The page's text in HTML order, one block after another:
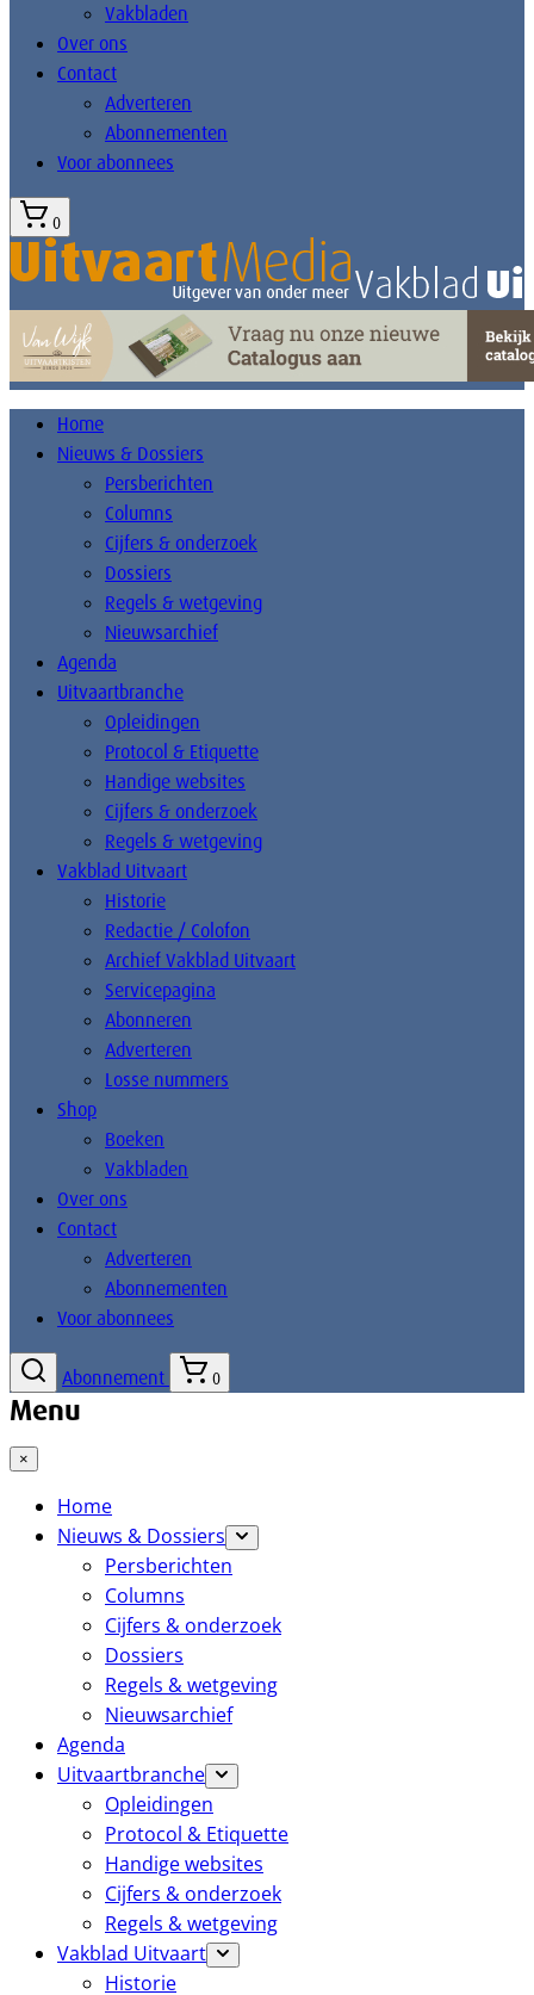
Vakbladen
Over ons
Contact
Adverteren
Abonnementen
Voor abonnees
0
Home
Nieuws & Dossiers
Persberichten
Columns
Cijfers & onderzoek
Dossiers
Regels & wetgeving
Nieuwsarchief
Agenda
Uitvaartbranche
Opleidingen
Protocol & Etiquette
Handige websites
Cijfers & onderzoek
Regels & wetgeving
Vakblad Uitvaart
Historie
Redactie / Colofon
Archief Vakblad Uitvaart
Servicepagina
Abonneren
Adverteren
Losse nummers
Shop
Boeken
Vakbladen
Over ons
Contact
Adverteren
Abonnementen
Voor abonnees
Abonnement 0
Menu
×
Home
Nieuws & Dossiers
Persberichten
Columns
Cijfers & onderzoek
Dossiers
Regels & wetgeving
Nieuwsarchief
Agenda
Uitvaartbranche
Opleidingen
Protocol & Etiquette
Handige websites
Cijfers & onderzoek
Regels & wetgeving
Vakblad Uitvaart
Historie